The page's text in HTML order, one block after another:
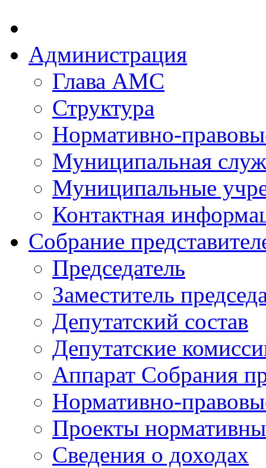
Администрация
Глава АМС
Структура
Нормативно-
Муниципальная
Муниципальные
Контактная
Собрание
Председатель
Заместитель
Депутатский состав
Депутатские
Аппарат Собрания
Нормативно-
Проекты
Сведения о доходах